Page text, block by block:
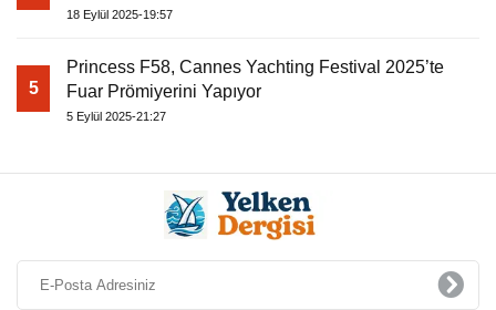
18 Eylül 2025-19:57
5
Princess F58, Cannes Yachting Festival 2025’te
Fuar Prömiyerini Yapıyor
5 Eylül 2025-21:27